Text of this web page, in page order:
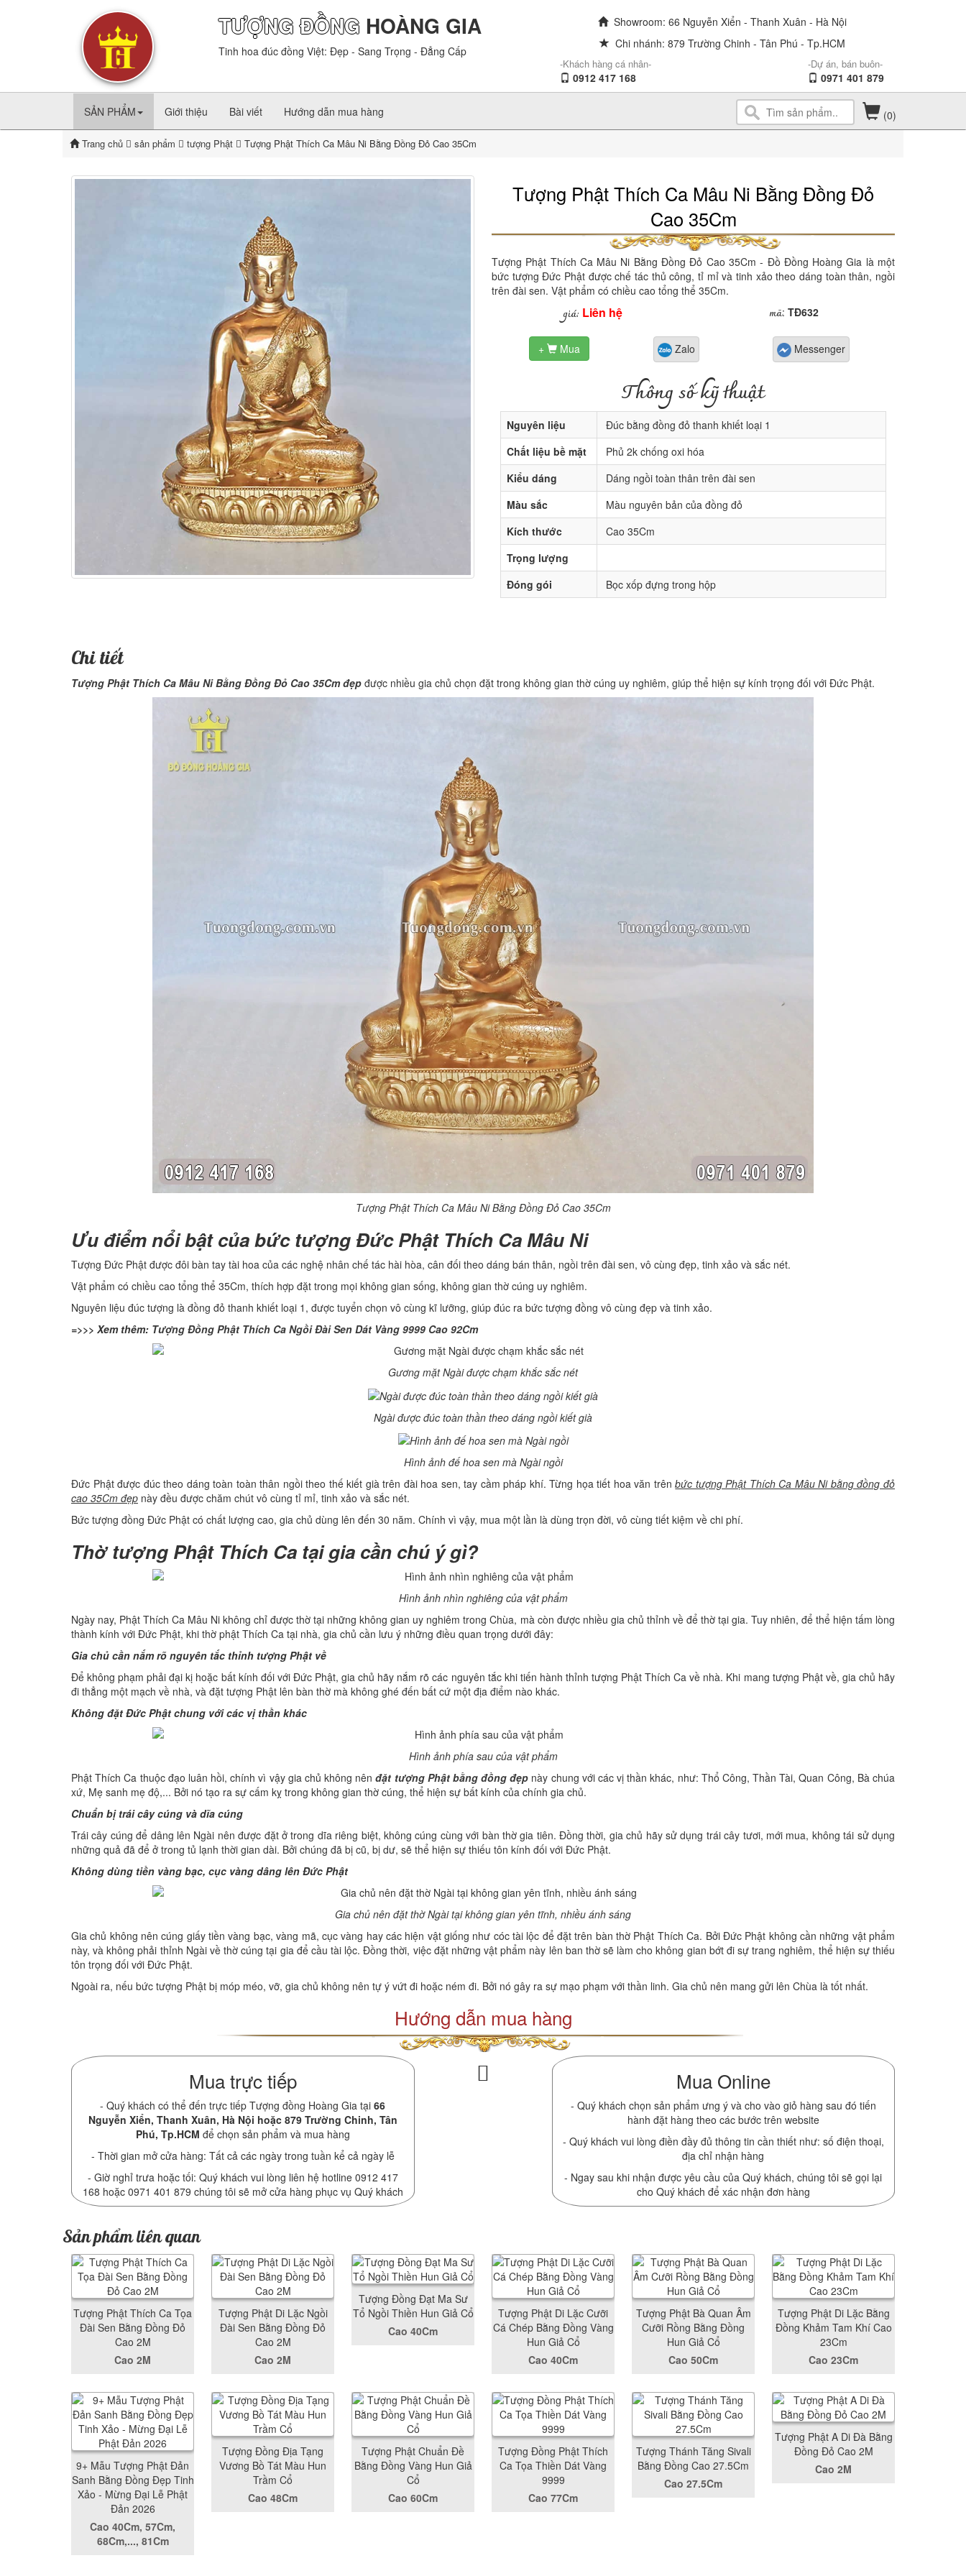
TƯỢNG ĐỒNG HOÀNG GIA
Tinh hoa đúc đồng Việt: Đẹp - Sang Trọng - Đẳng Cấp
Showroom: 66 Nguyễn Xiển - Thanh Xuân - Hà Nội
Chi nhánh: 879 Trường Chinh - Tân Phú - Tp.HCM
-Khách hàng cá nhân-
0912 417 168
-Dự án, bán buôn-
0971 401 879
SẢN PHẨM Giới thiệu Bài viết Hướng dẫn mua hàng (0)
Trang chủ sản phẩm tượng Phật Tượng Phật Thích Ca Mâu Ni Bằng Đồng Đỏ Cao 35Cm
Tượng Phật Thích Ca Mâu Ni Bằng Đồng Đỏ
Cao 35Cm
Tượng Phật Thích Ca Mâu Ni Bằng Đồng Đỏ Cao 35Cm - Đồ Đồng Hoàng Gia là một
bức tượng Đức Phật được chế tác thủ công, tỉ mỉ và tinh xảo theo dáng toàn thân, ngồi
trên đài sen. Vật phẩm có chiều cao tổng thể 35Cm.
giá: Liên hệ mã:TĐ632
+ Mua Zalo Messenger
Thông số kỹ thuật
Nguyên liệu
Đúc bằng đồng đỏ thanh khiết loại 1
Chất liệu bề mặt
Phủ 2k chống oxi hóa
Kiểu dáng
Dáng ngồi toàn thân trên đài sen
Màu sắc
Màu nguyên bản của đồng đỏ
Kích thước
Cao 35Cm
Trọng lượng
Đóng gói
Bọc xốp đựng trong hộp
Chi tiết
Tượng Phật Thích Ca Mâu Ni Bằng Đồng Đỏ Cao 35Cm đẹp được nhiều gia chủ chọn đặt trong không gian thờ cúng uy nghiêm, giúp thể hiện sự kính trọng đối với Đức Phật.
Tượng Phật Thích Ca Mâu Ni Bằng Đồng Đỏ Cao 35Cm
Ưu điểm nổi bật của bức tượng Đức Phật Thích Ca Mâu Ni
Tượng Đức Phật được đôi bàn tay tài hoa của các nghệ nhân chế tác hài hòa, cân đối theo dáng bán thân, ngồi trên đài sen, vô cùng đẹp, tinh xảo và sắc nét.
Vật phẩm có chiều cao tổng thể 35Cm, thích hợp đặt trong mọi không gian sống, không gian thờ cúng uy nghiêm.
Nguyên liệu đúc tượng là đồng đỏ thanh khiết loại 1, được tuyển chọn vô cùng kĩ lưỡng, giúp đúc ra bức tượng đồng vô cùng đẹp và tinh xảo.
=>>> Xem thêm: Tượng Đồng Phật Thích Ca Ngồi Đài Sen Dát Vàng 9999 Cao 92Cm
Gương mặt Ngài được chạm khắc sắc nét
Ngài được đúc toàn thần theo dáng ngồi kiết già
Hình ảnh đế hoa sen mà Ngài ngồi
Đức Phật được đúc theo dáng toàn toàn thân ngồi theo thế kiết già trên đài hoa sen, tay cầm pháp khí. Từng họa tiết hoa văn trênbức tượng Phật Thích Ca Mâu Ni bằng đồng đỏ
cao 35Cm đẹp này đều được chăm chút vô cùng tỉ mỉ, tinh xảo và sắc nét.
Bức tượng đồng Đức Phật có chất lượng cao, gia chủ dùng lên đến 30 năm. Chính vì vậy, mua một lần là dùng trọn đời, vô cùng tiết kiệm về chi phí.
Thờ tượng Phật Thích Ca tại gia cần chú ý gì?
Hình ảnh nhìn nghiêng của vật phẩm
Ngày nay, Phật Thích Ca Mâu Ni không chỉ được thờ tại những không gian uy nghiêm trong Chùa, mà còn được nhiều gia chủ thỉnh về để thờ tại gia. Tuy nhiên, để thể hiện tấm lòng
thành kính với Đức Phật, khi thờ phật Thích Ca tại nhà, gia chủ cần lưu ý những điều quan trọng dưới đây:
Gia chủ cần nắm rõ nguyên tắc thỉnh tượng Phật về
Để không phạm phải đại kị hoặc bất kính đối với Đức Phật, gia chủ hãy nắm rõ các nguyên tắc khi tiến hành thỉnh tượng Phật Thích Ca về nhà. Khi mang tượng Phật về, gia chủ hãy
đi thẳng một mạch về nhà, và đặt tượng Phật lên bàn thờ mà không ghé đến bất cứ một địa điểm nào khác.
Không đặt Đức Phật chung với các vị thần khác
Hình ảnh phía sau của vật phẩm
Phật Thích Ca thuộc đạo luân hồi, chính vì vậy gia chủ không nênđặt tượng Phật bằng đồng đẹp này chung với các vị thần khác, như: Thổ Công, Thần Tài, Quan Công, Bà chúa
xứ, Mẹ sanh mẹ độ,... Bởi nó tạo ra sự cấm kỵ trong không gian thờ cúng, thể hiện sự bất kính của chính gia chủ.
Chuẩn bị trái cây cúng và dĩa cúng
Trái cây cúng để dâng lên Ngài nên được đặt ở trong dĩa riêng biệt, không cúng cùng với bàn thờ gia tiên. Đồng thời, gia chủ hãy sử dụng trái cây tươi, mới mua, không tái sử dụng
những quả đã để ở trong tủ lạnh thời gian dài. Bởi chúng đã bị cũ, bị dư, sẽ thể hiện sự thiếu tôn kính đối với Đức Phật.
Không dùng tiền vàng bạc, cục vàng dâng lên Đức Phật
Gia chủ nên đặt thờ Ngài tại không gian yên tĩnh, nhiều ánh sáng
Gia chủ không nên cúng giấy tiền vàng bạc, vàng mã, cục vàng hay các hiện vật giống như cóc tài lộc để đặt trên bàn thờ Phật Thích Ca. Bởi Đức Phật không cần những vật phẩm
này, và không phải thỉnh Ngài về thờ cúng tại gia để cầu tài lộc. Đồng thời, việc đặt những vật phẩm này lên ban thờ sẽ làm cho không gian bớt đi sự trang nghiêm, thể hiện sự thiếu
tôn trọng đối với Đức Phật.
Ngoài ra, nếu bức tượng Phật bị móp méo, vỡ, gia chủ không nên tự ý vứt đi hoặc ném đi. Bởi nó gây ra sự mạo phạm với thần linh. Gia chủ nên mang gửi lên Chùa là tốt nhất.
Hướng dẫn mua hàng
Mua trực tiếp
- Quý khách có thể đến trực tiếp Tượng đồng Hoàng Gia tại66
Nguyễn Xiển, Thanh Xuân, Hà Nội hoặc 879 Trường Chinh, Tân
Phú, Tp.HCM để chọn sản phẩm và mua hàng
- Thời gian mở cửa hàng: Tất cả các ngày trong tuần kể cả ngày lễ
- Giờ nghỉ trưa hoặc tối: Quý khách vui lòng liên hệ hotline 0912 417
168 hoặc 0971 401 879 chúng tôi sẽ mở cửa hàng phục vụ Quý khách
Mua Online
- Quý khách chọn sản phẩm ưng ý và cho vào giỏ hàng sau đó tiến
hành đặt hàng theo các bước trên website
- Quý khách vui lòng điền đầy đủ thông tin cần thiết như: số điện thoại,
địa chỉ nhận hàng
- Ngay sau khi nhận được yêu cầu của Quý khách, chúng tôi sẽ gọi lại
cho Quý khách để xác nhận đơn hàng
Sản phẩm liên quan
Tượng Phật Thích Ca Tọa
Đài Sen Bằng Đồng Đỏ
Cao 2M
Cao 2M
Tượng Phật Di Lặc Ngồi
Đài Sen Bằng Đồng Đỏ
Cao 2M
Cao 2M
Tượng Đồng Đạt Ma Sư
Tổ Ngồi Thiền Hun Giả Cổ
Cao 40Cm
Tượng Phật Di Lặc Cưỡi
Cá Chép Bằng Đồng Vàng
Hun Giả Cổ
Cao 40Cm
Tượng Phật Bà Quan Âm
Cưỡi Rồng Bằng Đồng
Hun Giả Cổ
Cao 50Cm
Tượng Phật Di Lặc Bằng
Đồng Khảm Tam Khí Cao
23Cm
Cao 23Cm
9+ Mẫu Tượng Phật Đản
Sanh Bằng Đồng Đẹp Tinh
Xảo - Mừng Đại Lễ Phật
Đản 2026
Cao 40Cm, 57Cm,
68Cm,..., 81Cm
Tượng Đồng Địa Tạng
Vương Bồ Tát Màu Hun
Trầm Cổ
Cao 48Cm
Tượng Phật Chuẩn Đề
Bằng Đồng Vàng Hun Giả
Cổ
Cao 60Cm
Tượng Đồng Phật Thích
Ca Tọa Thiền Dát Vàng
9999
Cao 77Cm
Tượng Thánh Tăng Sivali
Bằng Đồng Cao 27.5Cm
Cao 27.5Cm
Tượng Phật A Di Đà Bằng
Đồng Đỏ Cao 2M
Cao 2M